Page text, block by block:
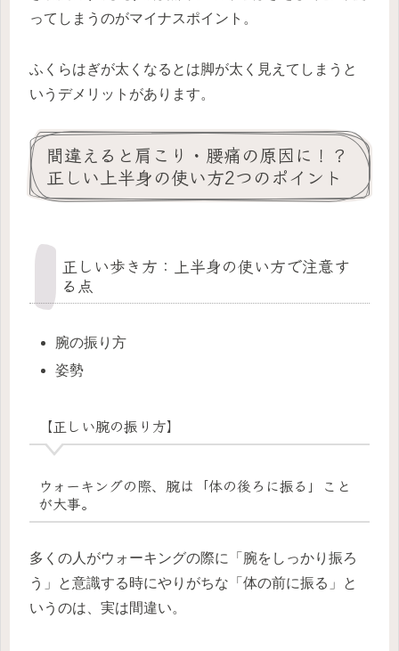
ってしまうのがマイナスポイント。
ふくらはぎが太くなるとは脚が太く見えてしまうと
いうデメリットがあります。
間違えると肩こり・腰痛の原因に！？
正しい上半身の使い方2つのポイント
正しい歩き方：上半身の使い方で注意す
る点
腕の振り方
姿勢
【正しい腕の振り方】
ウォーキングの際、腕は「体の後ろに振る」こと
が大事。
多くの人がウォーキングの際に「腕をしっかり振ろ
う」と意識する時にやりがちな「体の前に振る」と
いうのは、実は間違い。